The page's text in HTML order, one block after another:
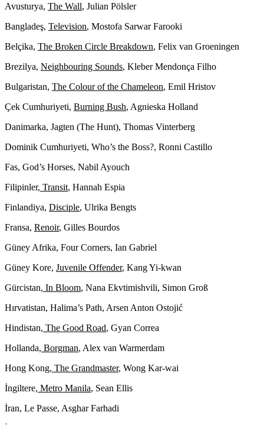
Avusturya, The Wall, Julian Pölsler
Bangladeş, Television, Mostofa Sarwar Farooki
Belçika, The Broken Circle Breakdown, Felix van Groeningen
Brezilya, Neighbouring Sounds, Kleber Mendonça Filho
Bulgaristan, The Colour of the Chameleon, Emil Hristov
Çek Cumhuriyeti, Burning Bush, Agnieska Holland
Danimarka, Jagten (The Hunt), Thomas Vinterberg
Dominik Cumhuriyeti, Who’s the Boss?, Ronni Castillo
Fas, God’s Horses, Nabil Ayouch
Filipinler, Transit, Hannah Espia
Finlandiya, Disciple, Ulrika Bengts
Fransa, Renoir, Gilles Bourdos
Güney Afrika, Four Corners, Ian Gabriel
Güney Kore, Juvenile Offender, Kang Yi-kwan
Gürcistan, In Bloom, Nana Ekvtimishvili, Simon Groß
Hırvatistan, Halima’s Path, Arsen Anton Ostojić
Hindistan, The Good Road, Gyan Correa
Hollanda, Borgman, Alex van Warmerdam
Hong Kong, The Grandmaster, Wong Kar-wai
İngiltere, Metro Manila, Sean Ellis
İran, Le Passe, Asghar Farhadi